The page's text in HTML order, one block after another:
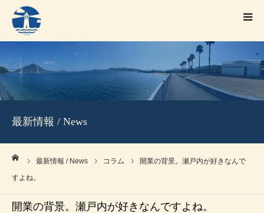
最新情報 / News
最新情報 / News コラム
開業の背景。瀬戸内が好きなんで
すよね。
開業の背景。瀬戸内が好きなんですよね。
事業案内
プロフィール(経営相談 代表)
プロフィール(法律事務所代表)
資料ダウンロード